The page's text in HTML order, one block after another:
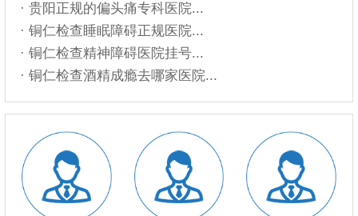
· 贵阳正规的偏头痛专科医院...
· 铜仁检查睡眠障碍正规医院...
· 铜仁检查精神障碍医院挂号...
· 铜仁检查酒精成瘾去哪家医院...